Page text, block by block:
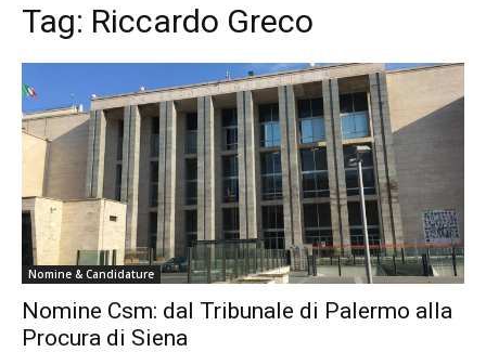
Tag: Riccardo Greco
Nomine & Candidature
Nomine Csm: dal Tribunale di Palermo alla
Procura di Siena